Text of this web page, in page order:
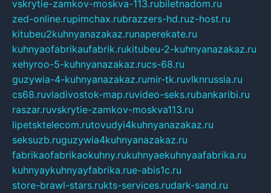
vskrytie-zamkov-moskva-113.rubiletnadom.ru
zed-online.rupimchax.rubrazzers-hd.ruz-host.ru
kitubeu2kuhnyanazakaz.runaperekate.ru
kuhnyaofabrikaufabrik.rukitubeu-2-kuhnyanazakaz.ru
xehyroo-5-kuhnyanazakaz.rucs-68.ru
guzywia-4-kuhnyanazakaz.rumir-tk.ruvlknrussia.ru
cs68.ruvladivostok-map.ruvideo-seks.rubankaribi.ru
raszar.ruvskrytie-zamkov-moskva113.ru
lipetsktelecom.rutovudyi4kuhnyanazakaz.ru
seksuzb.ruguzywia4kuhnyanazakaz.ru
fabrikaofabrikaokuhny.rukuhnyaekuhnyaafabrika.ru
kuhnyaykuhnyayfabrika.rue-abis1c.ru
store-brawl-stars.rukts-services.rudark-sand.ru